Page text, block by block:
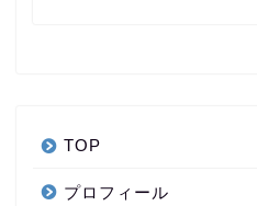
TOP
プロフィール